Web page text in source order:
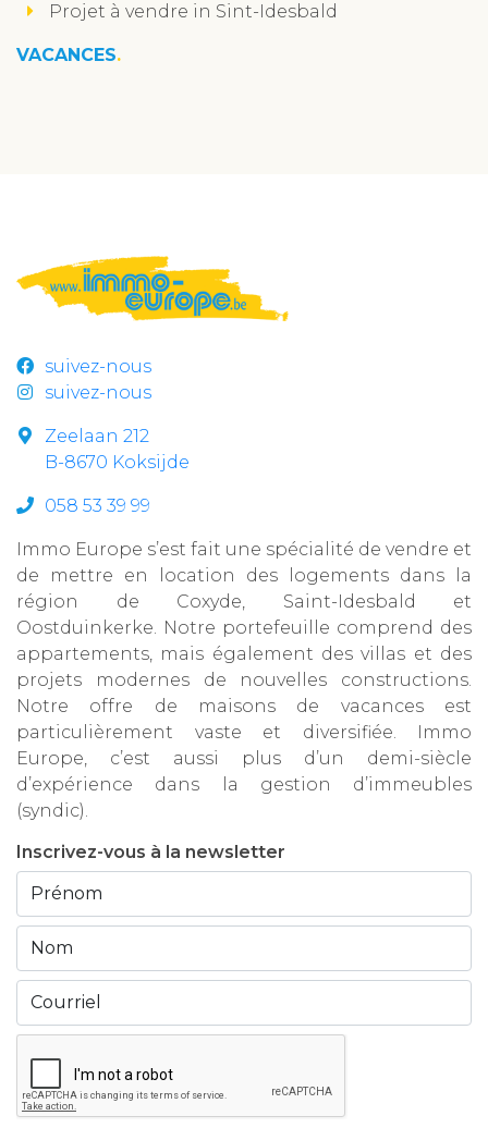
Projet à vendre in Sint-Idesbald
VACANCES
suivez-nous
suivez-nous
Zeelaan 212
B-8670 Koksijde
058 53 39 99
Immo Europe s’est fait une spécialité de vendre et
de mettre en location des logements dans la
région de Coxyde, Saint-Idesbald et
Oostduinkerke. Notre portefeuille comprend des
appartements, mais également des villas et des
projets modernes de nouvelles constructions.
Notre offre de maisons de vacances est
particulièrement vaste et diversifiée. Immo
Europe, c’est aussi plus d’un demi-siècle
d’expérience dans la gestion d’immeubles
(syndic).
Inscrivez-vous à la newsletter